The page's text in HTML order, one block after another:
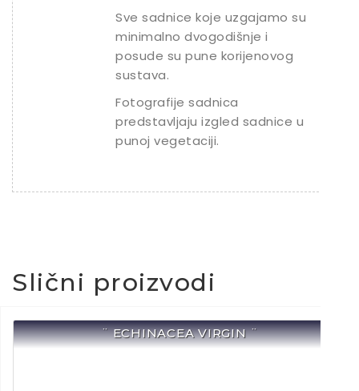
Sve sadnice koje uzgajamo su
minimalno dvogodišnje i
posude su pune korijenovog
sustava.
Fotografije sadnica
predstavljaju izgled sadnice u
punoj vegetaciji.
Slični proizvodi
¨ ECHINACEA VIRGIN ¨